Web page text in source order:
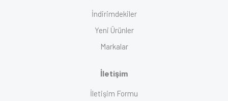
İndirimdekiler
Yeni Ürünler
Markalar
İletişim
İletişim Formu